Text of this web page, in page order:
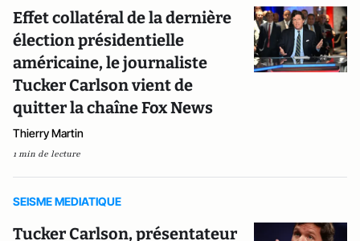
Effet collatéral de la dernière
élection présidentielle
américaine, le journaliste
Tucker Carlson vient de
quitter la chaîne Fox News
Thierry Martin
1 min de lecture
SEISME MEDIATIQUE
Tucker Carlson, présentateur